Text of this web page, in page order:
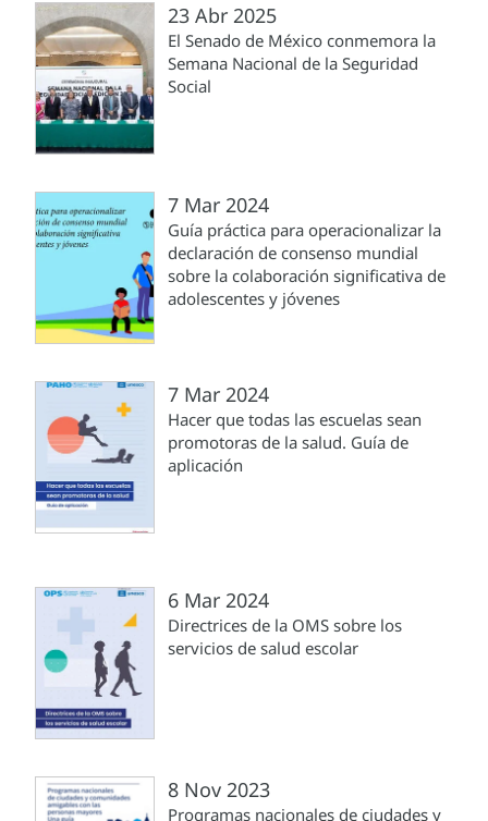
23 Abr 2025
El Senado de México conmemora la
Semana Nacional de la Seguridad
Social
7 Mar 2024
Guía práctica para operacionalizar la
declaración de consenso mundial
sobre la colaboración significativa de
adolescentes y jóvenes
7 Mar 2024
Hacer que todas las escuelas sean
promotoras de la salud. Guía de
aplicación
6 Mar 2024
Directrices de la OMS sobre los
servicios de salud escolar
8 Nov 2023
Programas nacionales de ciudades y